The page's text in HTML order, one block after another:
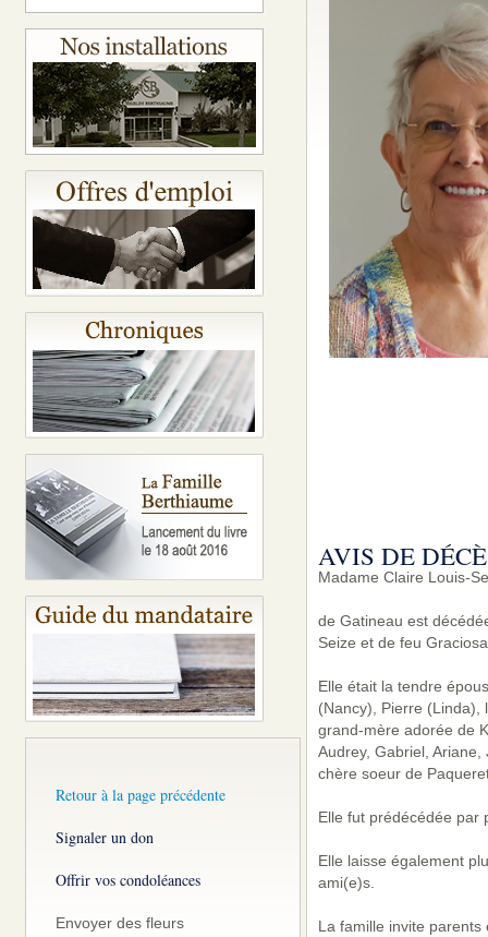
Retour à la page précédente
Signaler un don
Offrir vos condoléances
Envoyer des fleurs
AVIS DE
Madame Claire Louis-
de Gatineau est
Seize et de feu
Elle était la tendre
(Nancy), Pierre (Linda),
grand-mère adorée de
Audrey, Gabriel,
chère soeur de
Elle fut prédécédée par
Elle laisse également
ami(e)s.
La famille invite